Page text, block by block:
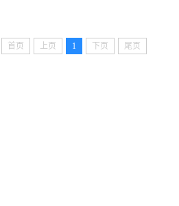
首页 上页 1 下页 尾页